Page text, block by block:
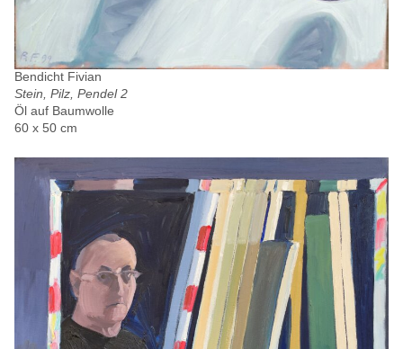
Bendicht Fivian
Stein, Pilz, Pendel 2
Öl auf Baumwolle
60 x 50 cm